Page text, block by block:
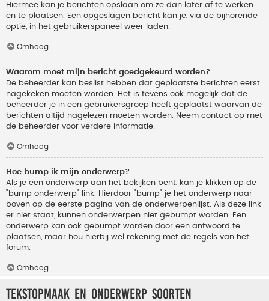
Hiermee kan je berichten opslaan om ze dan later af te werken
en te plaatsen. Een opgeslagen bericht kan je, via de bijhorende
optie, in het gebruikerspaneel weer laden.
Omhoog
Waarom moet mijn bericht goedgekeurd worden?
De beheerder kan beslist hebben dat geplaatste berichten eerst
nagekeken moeten worden. Het is tevens ook mogelijk dat de
beheerder je in een gebruikersgroep heeft geplaatst waarvan de
berichten altijd nagelezen moeten worden. Neem contact op met
de beheerder voor verdere informatie.
Omhoog
Hoe bump ik mijn onderwerp?
Als je een onderwerp aan het bekijken bent, kan je klikken op de
"bump onderwerp" link. Hierdoor "bump" je het onderwerp naar
boven op de eerste pagina van de onderwerpenlijst. Als deze link
er niet staat, kunnen onderwerpen niet gebumpt worden. Een
onderwerp kan ook gebumpt worden door een antwoord te
plaatsen, maar hou hierbij wel rekening met de regels van het
forum.
Omhoog
Tekstopmaak en onderwerp soorten